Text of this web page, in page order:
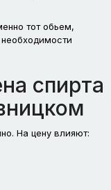
тот обьем,
спирта
На цену влияют: